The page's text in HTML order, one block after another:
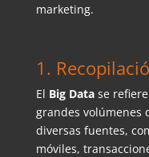
marketing.
1.
El Big Datase
grandes volúmenes
diversas fuentes,
móviles,